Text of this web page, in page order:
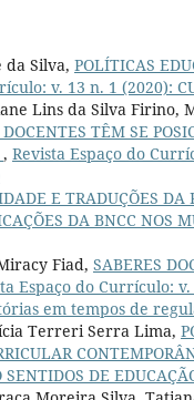
da Silva, POLÍTICAS
v. 13 n. 1 (2020):
Lins da Silva Firino,
TÊM SE
, Revista Espaço do
E TRADUÇÕES DA
DA BNCC NOS
Fiad, SABERES
Espaço do Currículo: v.
em tempos de
Terreri Serra Lima,
DE